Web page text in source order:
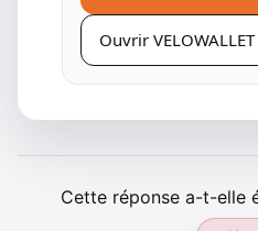
Ouvrir VELOWALLET
Cette réponse a-t-elle